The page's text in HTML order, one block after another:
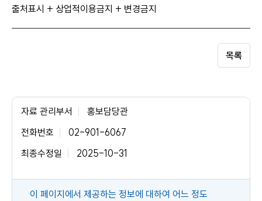
출처표시 + 상업적이용금지 + 변경금지
목록
자료 관리부서
홍보담당관
전화번호
02-901-6067
최종수정일
2025-10-31
콘
이 페이지에서 제공하는 정보에 대하여 어느 정도